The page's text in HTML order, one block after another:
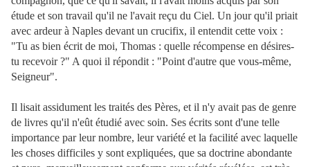
étude et son travail qu'il ne l'avait reçu du Ciel. Un jour qu'il priait
avec ardeur à Naples devant un crucifix, il entendit cette voix :
"Tu as bien écrit de moi, Thomas : quelle récompense en désires-
tu recevoir ?" A quoi il répondit : "Point d'autre que vous-même,
Seigneur".
Il lisait assidument les traités des Pères, et il n'y avait pas de genre
de livres qu'il n'eût étudié avec soin. Ses écrits sont d'une telle
importance par leur nombre, leur variété et la facilité avec laquelle
les choses difficiles y sont expliquées, que sa doctrine abondante